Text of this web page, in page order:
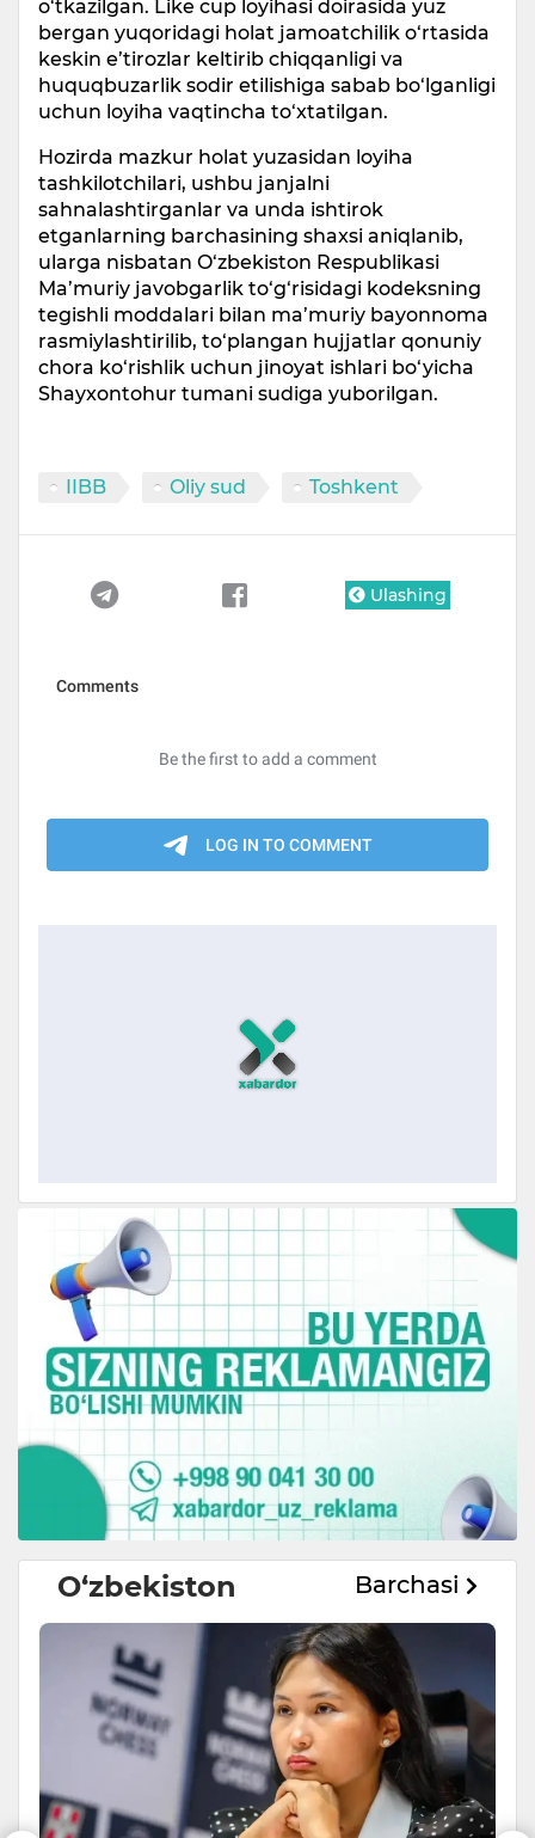
o‘tkazilgan. Like cup loyihasi doirasida yuz
bergan yuqoridagi holat jamoatchilik o‘rtasida
keskin e’tirozlar keltirib chiqqanligi va
huquqbuzarlik sodir etilishiga sabab bo‘lganligi
uchun loyiha vaqtincha to‘xtatilgan.
Hozirda mazkur holat yuzasidan loyiha
tashkilotchilari, ushbu janjalni
sahnalashtirganlar va unda ishtirok
etganlarning barchasining shaxsi aniqlanib,
ularga nisbatan O‘zbekiston Respublikasi
Ma’muriy javobgarlik to‘g‘risidagi kodeksning
tegishli moddalari bilan ma’muriy bayonnoma
rasmiylashtirilib, to‘plangan hujjatlar qonuniy
chora ko‘rishlik uchun jinoyat ishlari bo‘yicha
Shayxontohur tumani sudiga yuborilgan.
IIBB Oliy sud Toshkent
Ulashing
O‘zbekiston Barchasi